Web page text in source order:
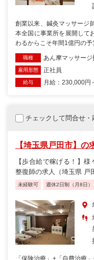
創業以来、鍼灸マッサージ
本全国に事業所を展開して
わるからこそ年間1億円の予
職種 あん摩マッサージ
雇用形態 正社員
給与 月給：230,000円
チェックして問合せ・
【埼玉県戸田市】の
【歩合給で稼げる！】
整復師の求人（埼玉県 戸
未経験可 週休2日制（月8日）
「保険治療」+「自費治療